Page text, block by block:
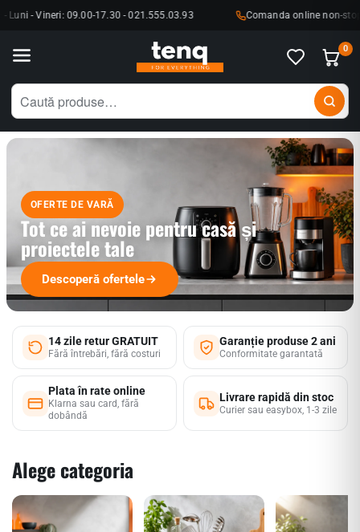
- Vineri: 09.00-17.30 - 021.555.03.93 Comanda online non-stop
0
OFERTE DE VARĂ
Tot ce ai nevoie pentru casă și
proiectele tale
Descoperă ofertele
14 zile retur GRATUIT
Fără întrebări, fără costuri
Garanție produse 2 ani
Conformitate garantată
Plata în rate online
Klarna sau card, fără
dobândă
Livrare rapidă din stoc
Curier sau easybox, 1-3 zile
Alege categoria